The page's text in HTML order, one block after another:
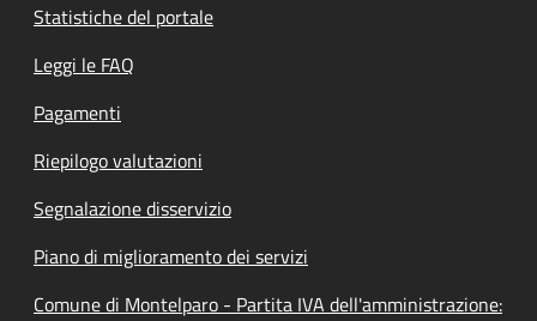
Statistiche del portale
Leggi le FAQ
Pagamenti
Riepilogo valutazioni
Segnalazione disservizio
Piano di miglioramento dei servizi
Comune di Montelparo - Partita IVA dell'amministrazione: